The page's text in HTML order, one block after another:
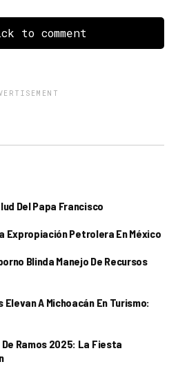
to comment
Del Papa Francisco
Expropiación Petrolera En México
Blinda Manejo De Recursos
A Michoacán En Turismo:
Ramos 2025: La Fiesta